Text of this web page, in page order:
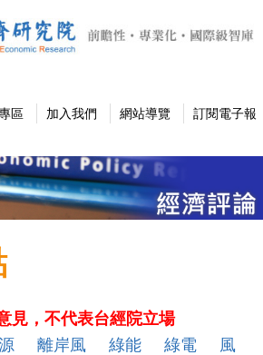
區 加入我們 網站導覽
訂閱電子報
見，不代表台經院立場
離岸風 綠能 綠電
風